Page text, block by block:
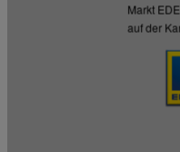
Markt
auf der